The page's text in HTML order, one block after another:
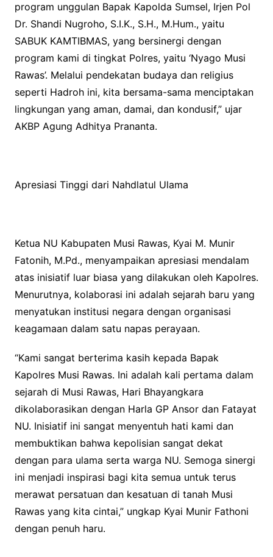
program unggulan Bapak Kapolda Sumsel, Irjen Pol
Dr. Shandi Nugroho, S.I.K., S.H., M.Hum., yaitu
SABUK KAMTIBMAS, yang bersinergi dengan
program kami di tingkat Polres, yaitu ‘Nyago Musi
Rawas’. Melalui pendekatan budaya dan religius
seperti Hadroh ini, kita bersama-sama menciptakan
lingkungan yang aman, damai, dan kondusif,” ujar
AKBP Agung Adhitya Prananta.
Apresiasi Tinggi dari Nahdlatul Ulama
Ketua NU Kabupaten Musi Rawas, Kyai M. Munir
Fatonih, M.Pd., menyampaikan apresiasi mendalam
atas inisiatif luar biasa yang dilakukan oleh Kapolres.
Menurutnya, kolaborasi ini adalah sejarah baru yang
menyatukan institusi negara dengan organisasi
keagamaan dalam satu napas perayaan.
“Kami sangat berterima kasih kepada Bapak
Kapolres Musi Rawas. Ini adalah kali pertama dalam
sejarah di Musi Rawas, Hari Bhayangkara
dikolaborasikan dengan Harla GP Ansor dan Fatayat
NU. Inisiatif ini sangat menyentuh hati kami dan
membuktikan bahwa kepolisian sangat dekat
dengan para ulama serta warga NU. Semoga sinergi
ini menjadi inspirasi bagi kita semua untuk terus
merawat persatuan dan kesatuan di tanah Musi
Rawas yang kita cintai,” ungkap Kyai Munir Fathoni
dengan penuh haru.